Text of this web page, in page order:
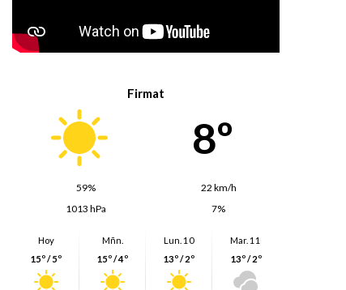
Firmat
8º
59%
22 km/h
1013 hPa
7%
Hoy
15º / 5º
Mñn.
15º / 4º
Lun. 10
13º / 2º
Mar. 11
13º / 2º